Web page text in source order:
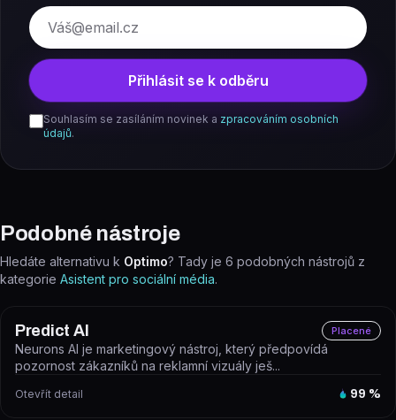
E-mail
Přihlásit se k odběru
Souhlasím se zasíláním novinek a zpracováním osobních
údajů.
Podobné nástroje
Hledáte alternativu k Optimo? Tady je 6 podobných nástrojů z
kategorie Asistent pro sociální média.
Predict AI Placené
Neurons AI je marketingový nástroj, který předpovídá
pozornost zákazníků na reklamní vizuály ješ...
Otevřít detail 99 %